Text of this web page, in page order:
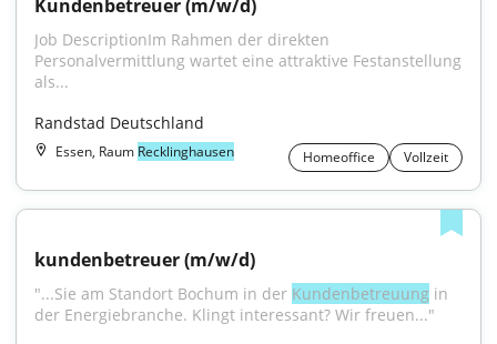
Kundenbetreuer (m/w/d)
Job DescriptionIm Rahmen der direkten
Personalvermittlung wartet eine attraktive Festanstellung
als...
Randstad Deutschland
Essen, Raum Recklinghausen Homeoffice Vollzeit
kundenbetreuer (m/w/d)
"...Sie am Standort Bochum in der Kundenbetreuung in
der Energiebranche. Klingt interessant? Wir freuen..."